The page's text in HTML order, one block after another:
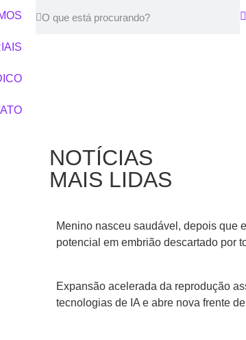
NOTÍCIAS
MAIS LIDAS
Menino nasceu saudável, depois que
potencial em embrião descartado por
Expansão acelerada da reprodução
tecnologias de IA e abre nova frente